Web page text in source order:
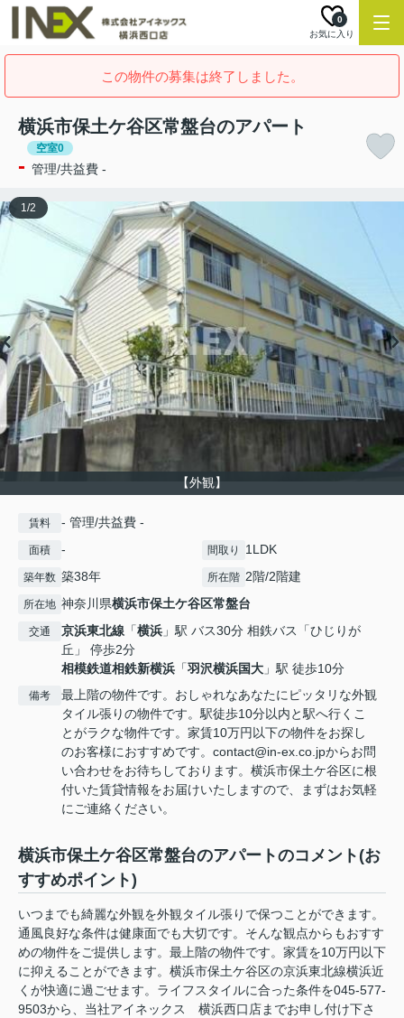
お気に入り
0
この物件の募集は終了しました。
横浜市保土ケ谷区常盤台のアパート
空室0
- 管理/共益費 -
【外観】
1/2
賃料 - 管理/共益費 -
面積 - 間取り 1LDK
築年数 築38年 所在階 2階/2階建
所在地 神奈川県横浜市保土ケ谷区常盤台
交通 京浜東北線 「横浜 」駅 バス30分 相鉄バス「ひじりが
丘」 停歩2分
相模鉄道相鉄新横浜 「羽沢横浜国大 」駅 徒歩10分
備考
最上階の物件です。おしゃれなあなたにピッタリな外観
タイル張りの物件です。駅徒歩10分以内と駅へ行くこ
とがラクな物件です。家賃10万円以下の物件をお探し
のお客様におすすめです。contact@in-ex.co.jpからお問
い合わせをお待ちしております。横浜市保土ケ谷区に根
付いた賃貸情報をお届けいたしますので、まずはお気軽
にご連絡ください。
横浜市保土ケ谷区常盤台のアパートのコメント(お
すすめポイント)
いつまでも綺麗な外観を外観タイル張りで保つことができます。
通風良好な条件は健康面でも大切です。そんな観点からもおすす
めの物件をご提供します。最上階の物件です。家賃を10万円以下
に抑えることができます。横浜市保土ケ谷区の京浜東北線横浜近
くが快適に過ごせます。ライフスタイルに合った条件を045-577-
9503から、当社アイネックス 横浜西口店までお申し付け下さ